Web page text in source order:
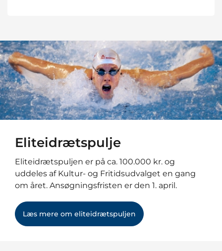
Eliteidrætspulje
Eliteidrætspuljen er på ca. 100.000 kr. og
uddeles af Kultur- og Fritidsudvalget en gang
om året. Ansøgningsfristen er den 1. april.
Læs mere om eliteidrætspuljen